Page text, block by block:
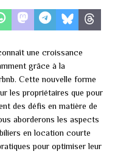
une croissance
grâce à la
Cette nouvelle forme
les propriétaires que pour
des défis en matière de
aborderons les aspects
en location courte
pour optimiser leur